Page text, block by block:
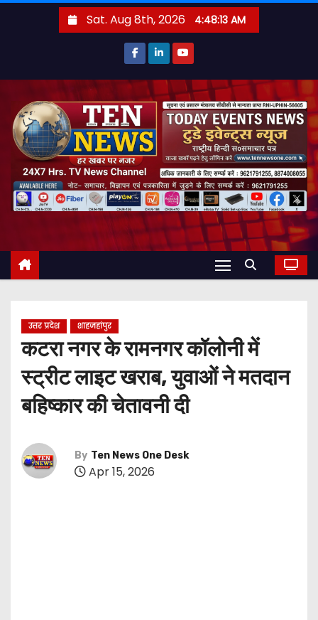
t
Sat. Aug 8th, 2026 4:48:14 AM
उत्तर प्रदेश शाहजहांपुर
कटरा नगर के रामनगर कॉलोनी में
स्ट्रीट लाइट खराब, युवाओं ने मतदान
बहिष्कार की चेतावनी दी
By Ten News One Desk
Apr 15, 2026